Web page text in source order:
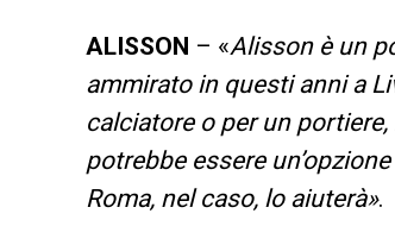
ALISSON – «Alisson è un
ammirato in questi anni a
calciatore o per un
potrebbe essere
Roma, nel caso, lo aiuterà».